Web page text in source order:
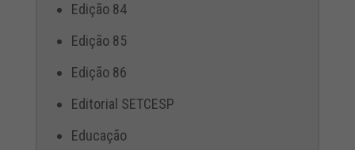
Edição 84
Edição 85
Edição 86
Editorial SETCESP
Educação